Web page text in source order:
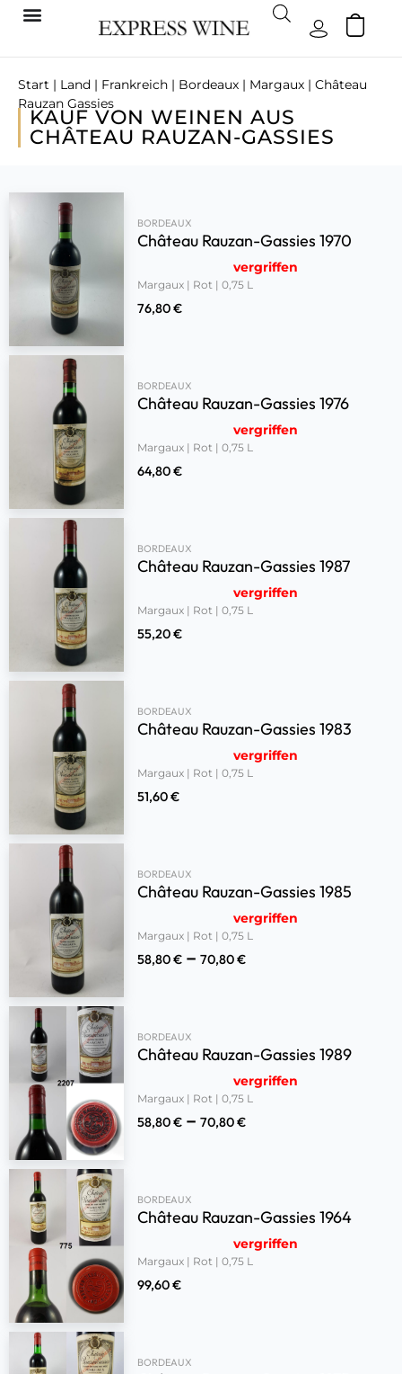
Start | Land | Frankreich | Bordeaux | Margaux | Château
Rauzan Gassies
KAUF VON WEINEN AUS
CHÂTEAU RAUZAN-GASSIES
BORDEAUX
Château Rauzan-Gassies 1970
vergriffen
Margaux | Rot | 0,75 L
76,80€
BORDEAUX
Château Rauzan-Gassies 1976
vergriffen
Margaux | Rot | 0,75 L
64,80€
BORDEAUX
Château Rauzan-Gassies 1987
vergriffen
Margaux | Rot | 0,75 L
55,20€
BORDEAUX
Château Rauzan-Gassies 1983
vergriffen
Margaux | Rot | 0,75 L
51,60€
BORDEAUX
Château Rauzan-Gassies 1985
vergriffen
Margaux | Rot | 0,75 L
58,80€ –70,80€
BORDEAUX
Château Rauzan-Gassies 1989
vergriffen
Margaux | Rot | 0,75 L
58,80€ –70,80€
BORDEAUX
Château Rauzan-Gassies 1964
vergriffen
Margaux | Rot | 0,75 L
99,60€
BORDEAUX